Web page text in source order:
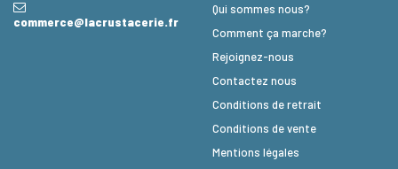
commerce@lacrustacerie.fr
Qui sommes nous?
Comment ça marche?
Rejoignez-nous
Contactez nous
Conditions de retrait
Conditions de vente
Mentions légales